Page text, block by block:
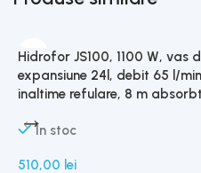
Hidrofor JS100, 1100 W, vas
expansiune 24l, debit 65 l/
inaltime refulare, 8 m
În stoc
510,00 lei